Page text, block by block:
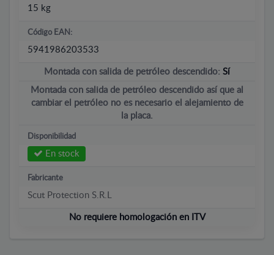
15 kg
Código EAN:
5941986203533
Montada con salida de petróleo descendido: Sí
Montada con salida de petróleo descendido así que al
cambiar el petróleo no es necesario el alejamiento de
la placa.
Disponibilidad
En stock
Fabricante
Scut Protection S.R.L
No requiere homologación en ITV